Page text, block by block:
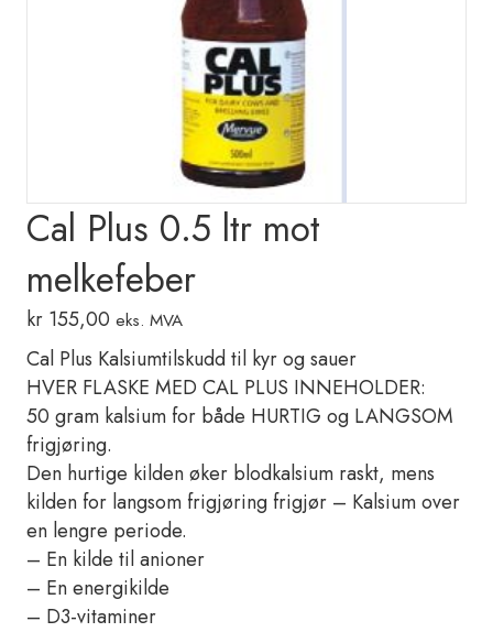
Cal Plus 0.5 ltr mot
melkefeber
kr 155,00 eks. MVA
Cal Plus Kalsiumtilskudd til kyr og sauer
HVER FLASKE MED CAL PLUS INNEHOLDER:
50 gram kalsium for både HURTIG og LANGSOM
frigjøring.
Den hurtige kilden øker blodkalsium raskt, mens
kilden for langsom frigjøring frigjør – Kalsium over
en lengre periode.
– En kilde til anioner
– En energikilde
– D3-vitaminer